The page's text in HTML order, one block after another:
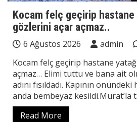
Kocam felç geçirip hastane
gözlerini açar açmaz..
6 Ağustos 2026 admin
Kocam felç geçirip hastane
açmaz… Elimi tuttu ve bana ait
adını fısıldadı. Kapının
anda bembeyaz kesildi.Murat’la
Read More